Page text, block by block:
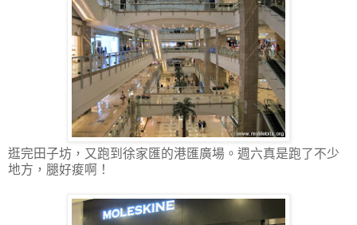
逛完田子坊，又跑到徐家匯的港匯廣場。週六真是跑了不少
地方，腿好痠啊！